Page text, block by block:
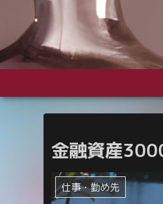
金融資産
仕事・勤め先